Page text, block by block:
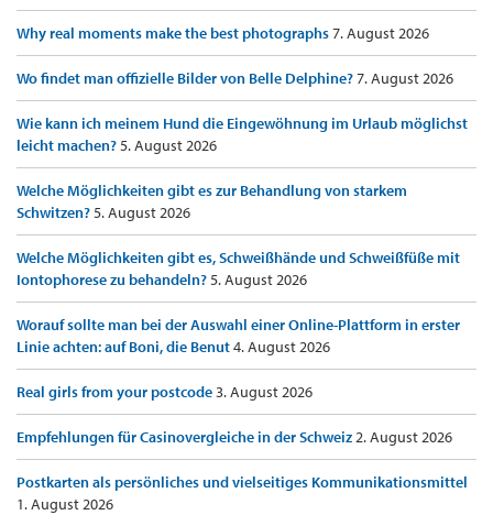
Why real moments make the best photographs7. August 2026
Wo findet man offizielle Bilder von Belle Delphine?7. August 2026
Wie kann ich meinem Hund die Eingewöhnung im Urlaub möglichst
leicht machen?5. August 2026
Welche Möglichkeiten gibt es zur Behandlung von starkem
Schwitzen?5. August 2026
Welche Möglichkeiten gibt es, Schweißhände und Schweißfüße mit
Iontophorese zu behandeln?5. August 2026
Worauf sollte man bei der Auswahl einer Online-Plattform in erster
Linie achten: auf Boni, die Benut4. August 2026
Real girls from your postcode3. August 2026
Empfehlungen für Casinovergleiche in der Schweiz2. August 2026
Postkarten als persönliches und vielseitiges Kommunikationsmittel
1. August 2026